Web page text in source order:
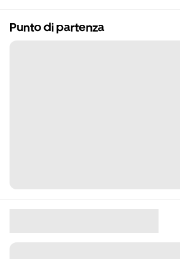
Punto di partenza